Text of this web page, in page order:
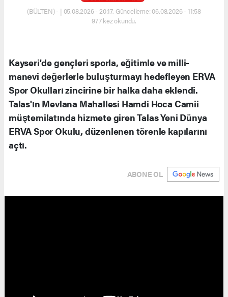
(BÜLTEN) - | 05.08.2026 - 20:17, Güncelleme: 06.08.2026 - 11:58
977 kez okundu.
Kayseri'de gençleri sporla, eğitimle ve milli-
manevi değerlerle buluşturmayı hedefleyen ERVA
Spor Okulları zincirine bir halka daha eklendi.
Talas'ın Mevlana Mahallesi Hamdi Hoca Camii
müştemilatında hizmete giren Talas Yeni Dünya
ERVA Spor Okulu, düzenlenen törenle kapılarını
açtı.
ABONE OL